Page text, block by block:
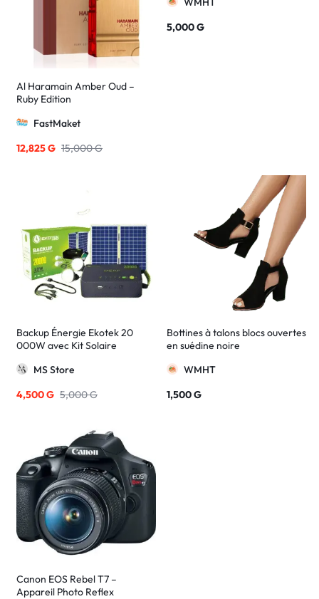
Al Haramain Amber Oud –
Ruby Edition
FastMaket
12,825G 15,000G
5,000G
Backup Énergie Ekotek 20
000W avec Kit Solaire
MS Store
4,500G 5,000G
Bottines à talons blocs ouvertes
en suédine noire
WMHT
1,500G
Canon EOS Rebel T7 –
Appareil Photo Reflex